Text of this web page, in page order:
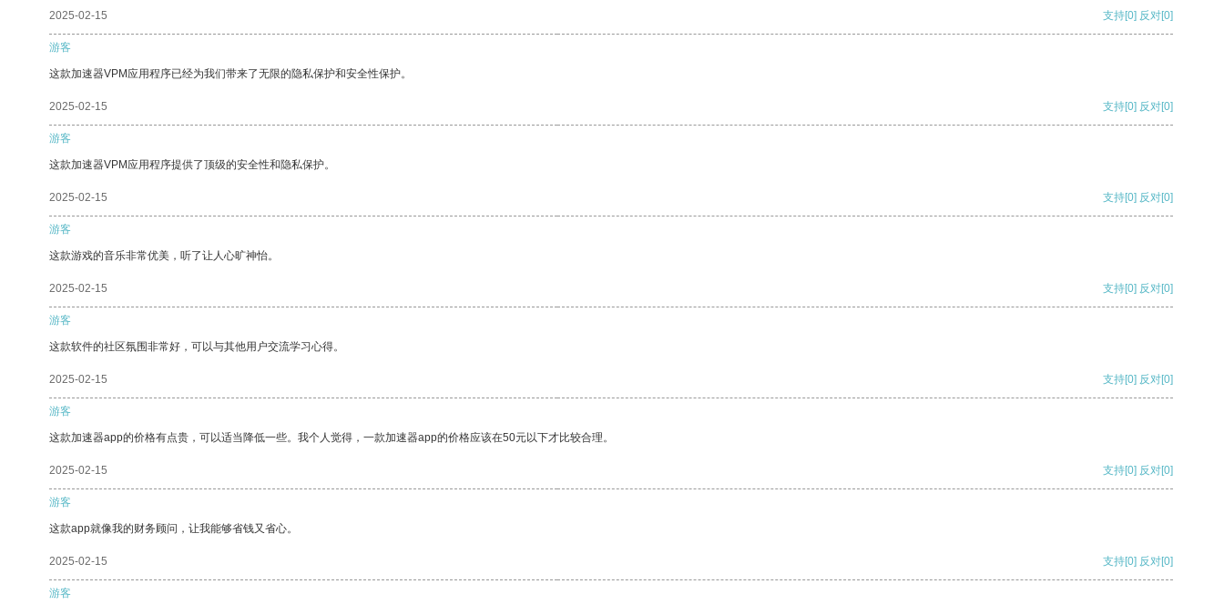
2025-02-15 支持[0] 反对[0]
游客
这款加速器VPM应用程序已经为我们带来了无限的隐私保护和安全性保护。
2025-02-15 支持[0] 反对[0]
游客
这款加速器VPM应用程序提供了顶级的安全性和隐私保护。
2025-02-15 支持[0] 反对[0]
游客
这款游戏的音乐非常优美，听了让人心旷神怡。
2025-02-15 支持[0] 反对[0]
游客
这款软件的社区氛围非常好，可以与其他用户交流学习心得。
2025-02-15 支持[0] 反对[0]
游客
这款加速器app的价格有点贵，可以适当降低一些。我个人觉得，一款加速器app的价格应该在50元以下才比较合理。
2025-02-15 支持[0] 反对[0]
游客
这款app就像我的财务顾问，让我能够省钱又省心。
2025-02-15 支持[0] 反对[0]
游客